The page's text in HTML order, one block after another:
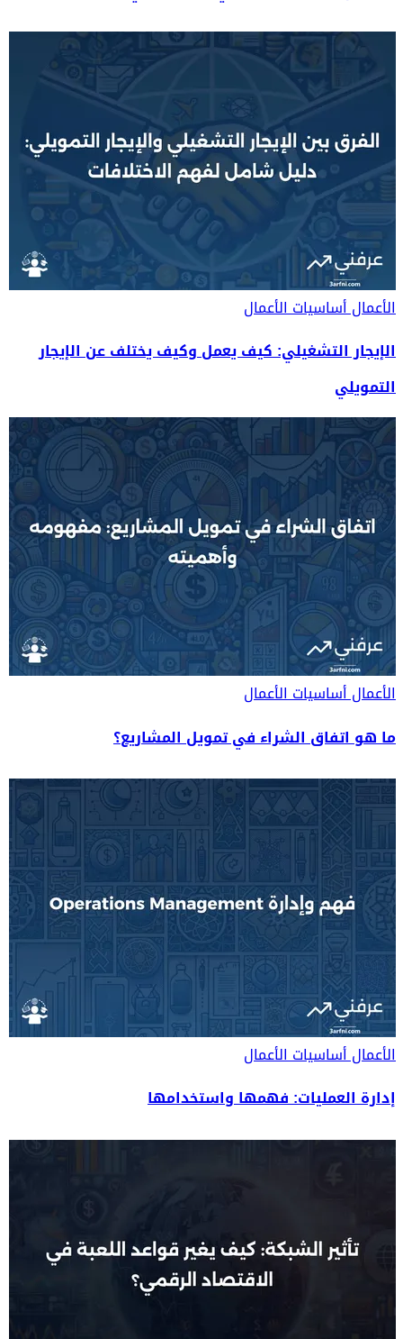
الأعمالأساسيات الأعمال
الإيجار التشغيلي: كيف يعمل وكيف يختلف عن الإيجار
التمويلي
الأعمالأساسيات الأعمال
ما هو اتفاق الشراء في تمويل المشاريع؟
الأعمالأساسيات الأعمال
إدارة العمليات: فهمها واستخدامها